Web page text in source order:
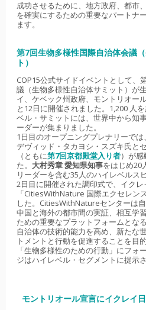
成功させるために、地方政府、都市
を確実にするための重要なパートナ
ます。
第7回生物多様性国際自治体会議
ト）
COP15公式サイドイベントとして、
議（生物多様性自治体サミット）が
イ、ケベック州政府、モントリオー
と12日に開催されました。1,200 人
ベル・サミットには、世界中から知
ーダーが集まりました。
1日目のオープニングプレナリーで
デヴィッド・タカヨシ・スズキ氏と
（ともに第7回京都殿堂入り者）が
た。 大村秀章 愛知県知事をはじめ20
リーダーを含む35人のハイレベルス
2日目に開催された調印式で、イク
「CitiesWithNature 国際エクセレン
した。CitiesWithNatureセンターは
中国と海外の都市間の実証、相互学
ための重要なプラットフォームとな
自治体の技術的能力を高め、新たな
トメントと行動を促進することを目
「生物多様性のための行動」にフォ
ジはハイレベル・セグメントに提示さ
モントリオール宣言にイクレイ